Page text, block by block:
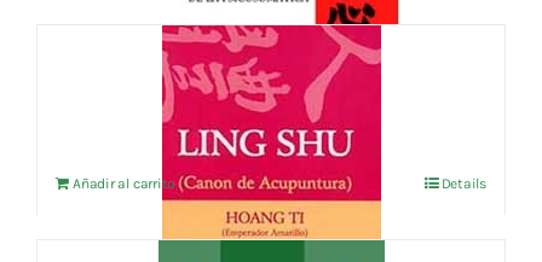
IVA no incluído
Añadir al carrito Details